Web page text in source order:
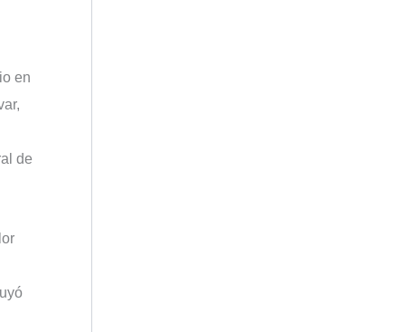
en
de